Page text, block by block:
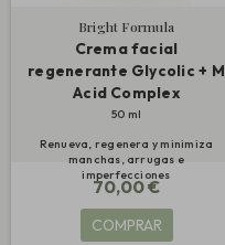
Bright Formula
Crema facial
regenerante Glycolic + M
Acid Complex
50 ml
Renueva, regenera y minimiza
manchas, arrugas e
imperfecciones
70,00 €
COMPRAR